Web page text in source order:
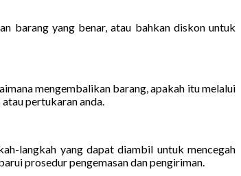
barang yang benar, atau bahkan diskon untuk
mengembalikan barang, apakah itu melalui
pertukaran anda.
langkah yang dapat diambil untuk mencegah
prosedur pengemasan dan pengiriman.